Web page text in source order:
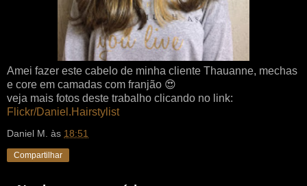
Amei fazer este cabelo de minha cliente Thauanne, mechas
e core em camadas com franjão 😍
veja mais fotos deste trabalho clicando no link:
Flickr/Daniel.Hairstylist
Daniel M. às 18:51
Compartilhar